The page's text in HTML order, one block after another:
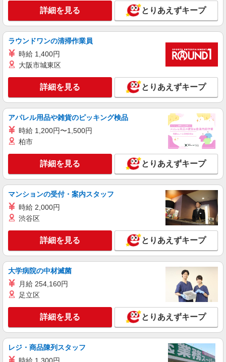
マイカー・バイク通勤もOK！（規定あり）
キープ 詳細を見る
アルバイト パート
日研トータルソーシング株式会社 メディカルケア事業部/広島オフィ
ス【看護助手】
看護助手（ナースエイド）
時給1,300円 ★週払いOK（規定あり） ※給与
幅は経験・能力による
広島県廿日市市 【最寄駅】廿日市市役所前平
良駅 ★マイカー・バイク通勤もOK！（規定あ
り）
詳細を見る
株式会社kotrio /●HR-H-2078583
＜宮内串戸＞元気も、プライベートも諦めない
時給1500円〜2125円 ＜日払い有/週払い有/交
廿日市市
詳細を見る
派遣社員
株式会社kotrio /●HR-H-1991272
≪日払いOK！≫病院の看護助手＊即日勤務も
可能♪
時給1350円〜1937円 ＜日払い有/週払い有/交
通費全支給(ガソリン代含む)＞
廿日市市
詳細を見る とりあえずキープ
ラウンドワンの清掃作業員
時給 1,400円
大阪市城東区
詳細を見る とりあえずキープ
アパレル用品や雑貨のピッキング検品
時給 1,200円〜1,500円
柏市
詳細を見る とりあえずキープ
マンションの受付・案内スタッフ
時給 2,000円
渋谷区
詳細を見る とりあえずキープ
大学病院の中材滅菌
月給 254,160円
足立区
詳細を見る とりあえずキープ
レジ・商品陳列スタッフ